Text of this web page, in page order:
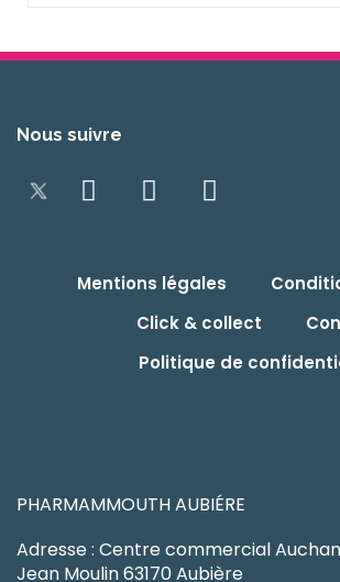
Nous suivre
Mentions légales
Click & collect
Politique de
PHARMAMMOUTH AUBIÉRE
Adresse : Centre commercial Auchan
Jean Moulin 63170 Aubière